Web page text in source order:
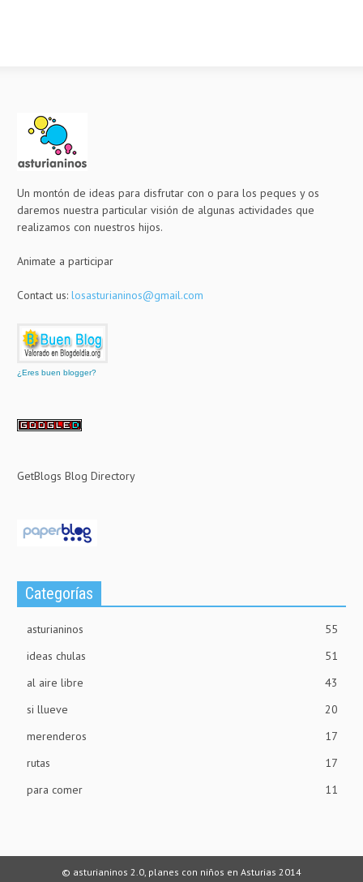
Un montón de ideas para disfrutar con o para los peques y os
daremos nuestra particular visión de algunas actividades que
realizamos con nuestros hijos.
Animate a participar
Contact us: losasturianinos@gmail.com
¿Eres buen blogger?
GetBlogs Blog Directory
Categorías
asturianinos
55
ideas chulas
51
al aire libre
43
si llueve
20
merenderos
17
rutas
17
para comer
11
© asturianinos 2.0, planes con niños en Asturias 2014